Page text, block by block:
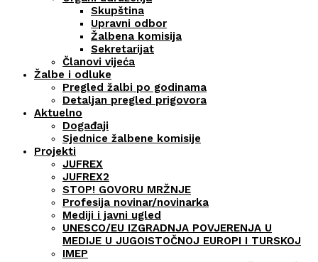
Skupština
Upravni odbor
Žalbena komisija
Sekretarijat
Članovi vijeća
Žalbe i odluke
Pregled žalbi po godinama
Detaljan pregled prigovora
Aktuelno
Događaji
Sjednice žalbene komisije
Projekti
JUFREX
JUFREX2
STOP! GOVORU MRŽNJE
Profesija novinar/novinarka
Mediji i javni ugled
UNESCO/EU IZGRADNJA POVJERENJA U
MEDIJE U JUGOISTOČNOJ EUROPI I TURSKOJ
IMEP